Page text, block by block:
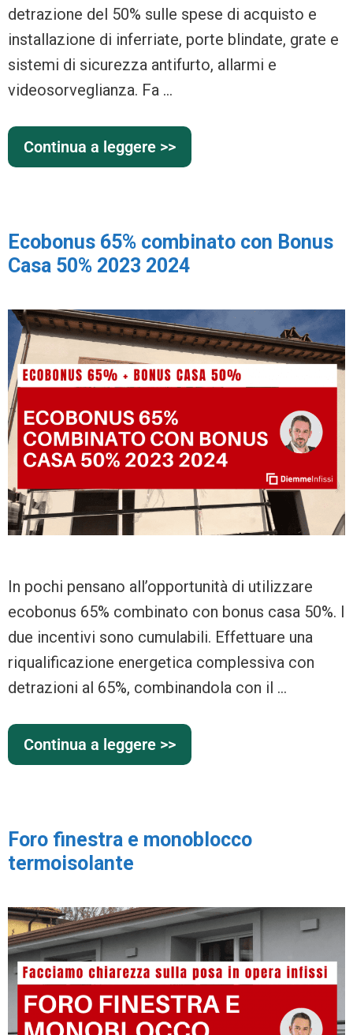
detrazione del 50% sulle spese di acquisto e
installazione di inferriate, porte blindate, grate e
sistemi di sicurezza antifurto, allarmi e
videosorveglianza. Fa …
Continua a leggere >>
Ecobonus 65% combinato con Bonus
Casa 50% 2023 2024
In pochi pensano all’opportunità di utilizzare
ecobonus 65% combinato con bonus casa 50%. I
due incentivi sono cumulabili. Effettuare una
riqualificazione energetica complessiva con
detrazioni al 65%, combinandola con il …
Continua a leggere >>
Foro finestra e monoblocco
termoisolante